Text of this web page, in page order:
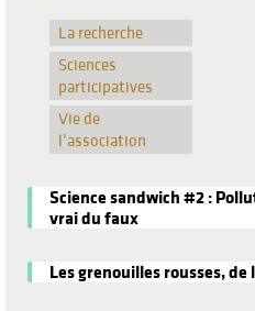
La recherche
Sciences
participatives
Vie de
l’association
Science sandwich #2 :
vrai du faux
Les grenouilles rousses,